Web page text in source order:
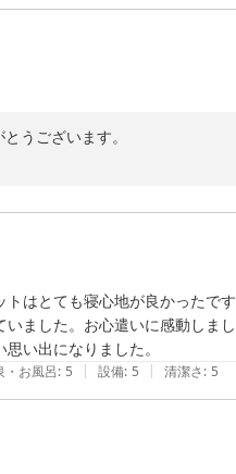
うございます。
お言葉を頂戴し、大変嬉しく拝
したら幸いです。
はとても寝心地が良かったで
ました。お心遣いに感動しま
い出になりました。
・お風呂: 5 | 設備: 5 | 清潔さ: 5